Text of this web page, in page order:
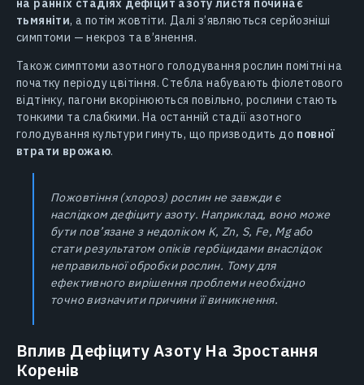
на ранніх стадіях дефіцит азоту листя починає
тьмяніти, а потім жовтіти. Далі з’являються серйозніші
симптоми — некроз та в’янення.
Також симптоми азотного голодування рослин помітні на
початку періоду цвітіння. Стебла набувають фіолетового
відтінку, пагони вкорінюються повільно, рослини стають
тонкими та слабкими. На останній стадії азотного
голодування культури гинуть, що призводить до повної
втрати врожаю.
Пожовтіння (хлороз) рослин не завжди є
наслідком дефіциту азоту. Наприклад, воно може
бути пов’язане з недоліком K, Zn, S, Fe, Mg або
стати результатом опіків гербіцидами внаслідок
неправильної обробки рослин. Тому для
ефективного вирішення проблеми необхідно
точно визначити причини її виникнення.
Вплив Дефіциту Азоту На Зростання
Коренів